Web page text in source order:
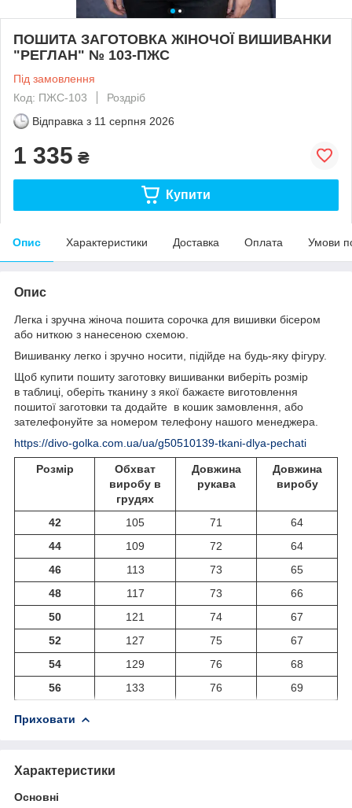
ПОШИТА ЗАГОТОВКА ЖІНОЧОЇ ВИШИВАНКИ
"РЕГЛАН" № 103-ПЖС
Під замовлення
Код: ПЖС-103
Роздріб
Відправка з 11 серпня 2026
1 335 ₴
Купити
Опис Характеристики Доставка Оплата Умови
Опис
Легка і зручна жіноча пошита сорочка для вишивки бісером
або ниткою з нанесеною схемою.
Вишиванку легко і зручно носити, підійде на будь-яку фігуру.
Щоб купити пошиту заготовку вишиванки виберіть розмір
в таблиці, оберіть тканину з якої бажаєте виготовлення
пошитої заготовки та додайте в кошик замовлення, або
зателефонуйте за номером телефону нашого менеджера.
https://divo-golka.com.ua/ua/g50510139-tkani-dlya-pechati
Розмір
Обхват
виробу в
грудях
Довжина
рукава
Довжина
виробу
42 105 71
64
44
109 72
64
46
113 73
65
48
117 73
66
50
121 74
67
52
127 75
67
54
129 76
68
56
133 76 69
Приховати
Характеристики
Основні